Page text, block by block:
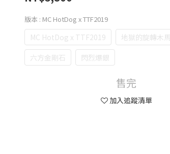
版本 : MC HotDog x TTF2019
MC HotDog x TTF2019
地獄的旋轉木馬
六方金剛石
閃烈爆銀
售完
加入追蹤清單